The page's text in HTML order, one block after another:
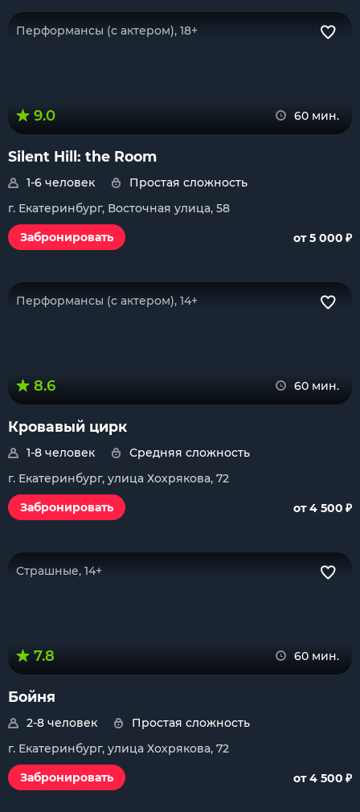
Перформансы (с актером), 18+
9.0 60 мин.
Silent Hill: the Room
1-6 человек
Простая сложность
г. Екатеринбург, Восточная улица, 58
Забронировать
от 5 000 ₽
Перформансы (с актером), 14+
8.6 60 мин.
Кровавый цирк
1-8 человек
Средняя сложность
г. Екатеринбург, улица Хохрякова, 72
Забронировать
от 4 500 ₽
Страшные, 14+
7.8 60 мин.
Бойня
2-8 человек
Простая сложность
г. Екатеринбург, улица Хохрякова, 72
Забронировать
от 4 500 ₽